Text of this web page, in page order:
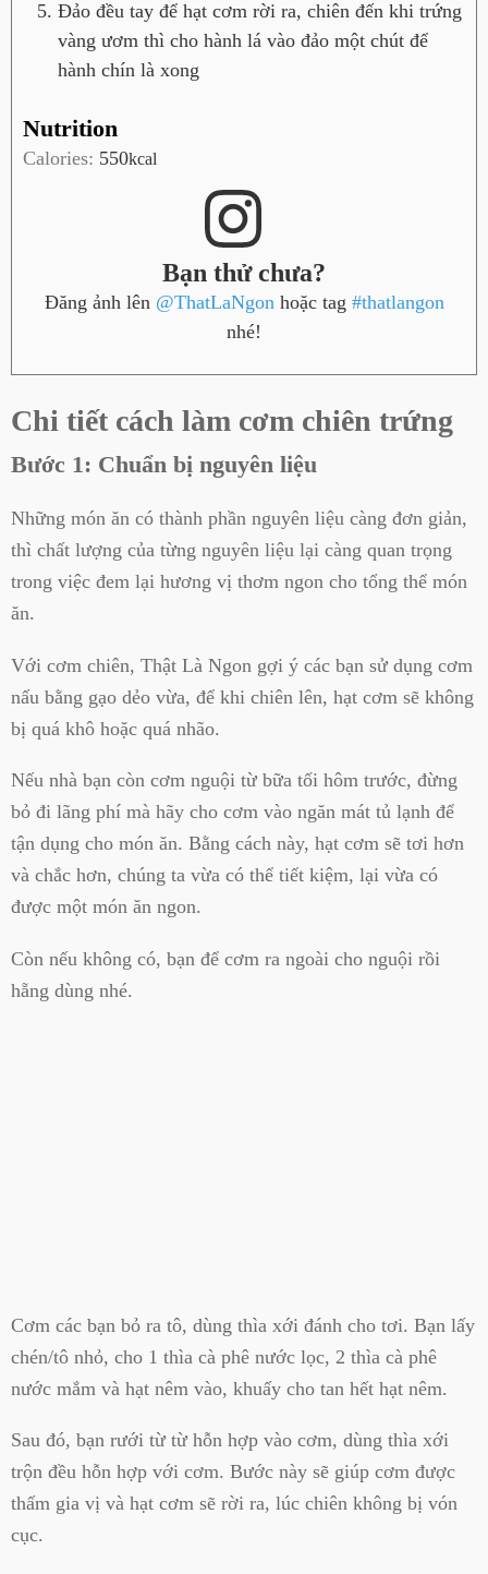
Đảo đều tay để hạt cơm rời ra, chiên đến khi trứng
vàng ươm thì cho hành lá vào đảo một chút để
hành chín là xong
Nutrition
Calories: 550kcal
Bạn thử chưa?
Đăng ảnh lên @ThatLaNgonhoặc tag #thatlangon
nhé!
Chi tiết cách làm cơm chiên trứng
Bước 1: Chuẩn bị nguyên liệu
Những món ăn có thành phần nguyên liệu càng đơn giản,
thì chất lượng của từng nguyên liệu lại càng quan trọng
trong việc đem lại hương vị thơm ngon cho tổng thể món
ăn.
Với cơm chiên, Thật Là Ngon gợi ý các bạn sử dụng cơm
nấu bằng gạo dẻo vừa, để khi chiên lên, hạt cơm sẽ không
bị quá khô hoặc quá nhão.
Nếu nhà bạn còn cơm nguội từ bữa tối hôm trước, đừng
bỏ đi lãng phí mà hãy cho cơm vào ngăn mát tủ lạnh để
tận dụng cho món ăn. Bằng cách này, hạt cơm sẽ tơi hơn
và chắc hơn, chúng ta vừa có thể tiết kiệm, lại vừa có
được một món ăn ngon.
Còn nếu không có, bạn để cơm ra ngoài cho nguội rồi
hẵng dùng nhé.
Cơm các bạn bỏ ra tô, dùng thìa xới đánh cho tơi. Bạn lấy
chén/tô nhỏ, cho 1 thìa cà phê nước lọc, 2 thìa cà phê
nước mắm và hạt nêm vào, khuấy cho tan hết hạt nêm.
Sau đó, bạn rưới từ từ hỗn hợp vào cơm, dùng thìa xới
trộn đều hỗn hợp với cơm. Bước này sẽ giúp cơm được
thấm gia vị và hạt cơm sẽ rời ra, lúc chiên không bị vón
cục.